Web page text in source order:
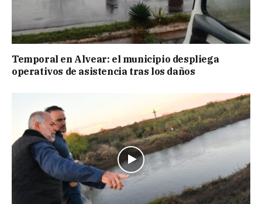
Temporal en Alvear: el municipio despliega
operativos de asistencia tras los daños